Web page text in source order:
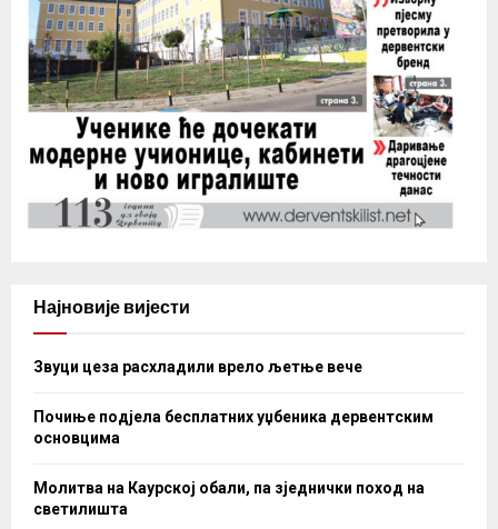
Најновије вијести
Звуци цеза расхладили врело љетње вече
Почиње подјела бесплатних уџбеника дервентским
основцима
Молитва на Каурској обали, па зједнички поход на
светилишта